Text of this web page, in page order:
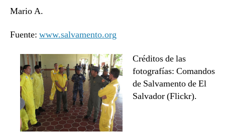
Mario A.
Fuente: www.salvamento.org
Créditos de las
fotografías: Comandos
de Salvamento de El
Salvador (Flickr).